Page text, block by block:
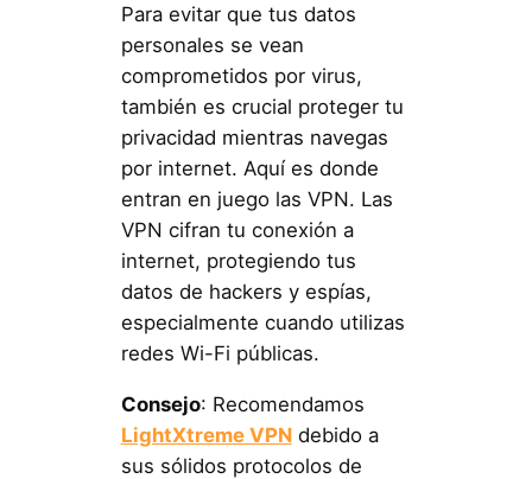
Para evitar que tus datos
personales se vean
comprometidos por virus,
también es crucial proteger tu
privacidad mientras navegas
por internet. Aquí es donde
entran en juego las VPN. Las
VPN cifran tu conexión a
internet, protegiendo tus
datos de hackers y espías,
especialmente cuando utilizas
redes Wi-Fi públicas.
Consejo: Recomendamos
LightXtreme VPNdebido a
sus sólidos protocolos de